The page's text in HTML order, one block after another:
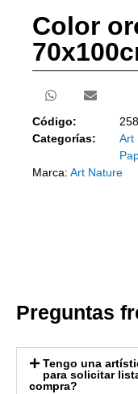
Color
Código:
Categorías:
Art
Marca: Art Nature
Preguntas
Tengo una
para solicitar
compra?